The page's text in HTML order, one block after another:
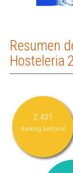
Resumen
Hosteleria
2.431
Ranking Sectorial